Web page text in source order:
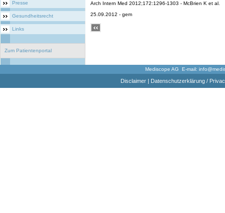
Presse
Gesundheitsrecht
Links
Zum Patientenportal
Arch Intern Med 2012;172:1296-1303 - McBrien K et al.
25.09.2012 - gem
Mediscope AG E-mail:
Disclaimer| Datenschutzerklärung /